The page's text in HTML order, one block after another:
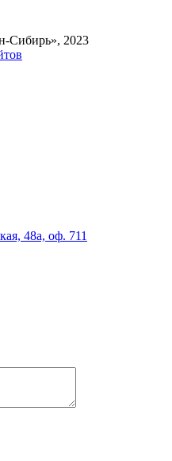
Сибирь», 2023
48а, оф. 711